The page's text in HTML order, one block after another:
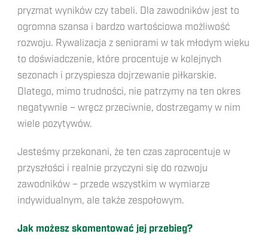
pryzmat wyników czy tabeli. Dla zawodników jest to
ogromna szansa i bardzo wartościowa możliwość
rozwoju. Rywalizacja z seniorami w tak młodym wieku
to doświadczenie, które procentuje w kolejnych
sezonach i przyspiesza dojrzewanie piłkarskie.
Dlatego, mimo trudności, nie patrzymy na ten okres
negatywnie – wręcz przeciwnie, dostrzegamy w nim
wiele pozytywów.
Jesteśmy przekonani, że ten czas zaprocentuje w
przyszłości i realnie przyczyni się do rozwoju
zawodników – przede wszystkim w wymiarze
indywidualnym, ale także zespołowym.
Jak możesz skomentować jej przebieg?